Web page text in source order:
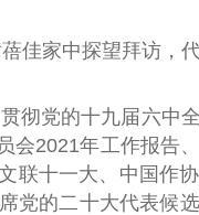
佳家中探望拜访 ，
彻党的十九届六中
会2021年工作报告、
联十一大、中国作
党的二十大代表候